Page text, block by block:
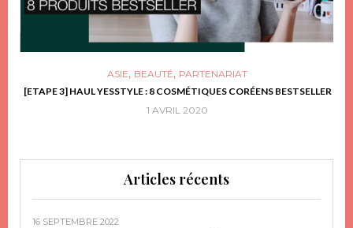
ASIE, BEAUTÉ, PARTENARIAT
[ETAPE 3] HAUL YESSTYLE : 8 COSMÉTIQUES CORÉENS BESTSELLER
1 AVRIL 2020
Articles récents
16 SEPTEMBRE 2022